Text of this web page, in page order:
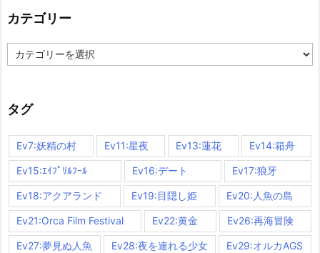
カテゴリー
テ
ー
タグ
Ev7:妖精の村 Ev11:星夜 Ev13:蓮花 Ev14:箱舟
Ev15:ｴｲﾌﾟﾘﾙﾌｰﾙ Ev16:デート Ev17:狼牙
Ev18:アクアランド Ev19:目隠し姫 Ev20:人魚の島
Ev21:Orca Film Festival Ev22:黄金 Ev26:再海冒険
Ev27:夢見ぬ人魚 Ev28:夜を連れる少女 Ev29:オルカAGS